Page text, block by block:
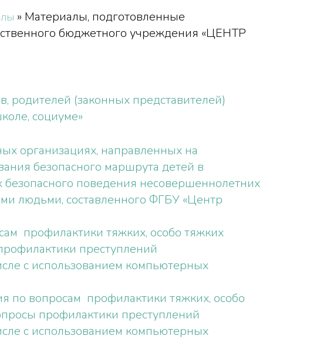
» Материалы, подготовленные
бюджетного учреждения «ЦЕНТР
родителей (законных представителей)
социуме»
организациях, направленных на
безопасного маршрута детей в
поведения несовершеннолетних
людьми, составленного ФГБУ «Центр
профилактики тяжких, особо тяжких
преступлений
с использованием компьютерных
по вопросам профилактики тяжких, особо
профилактики преступлений
с использованием компьютерных